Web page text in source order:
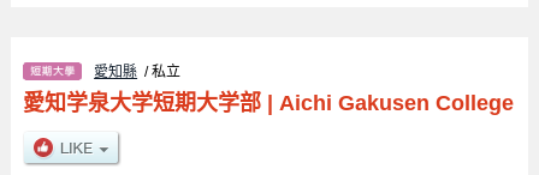
愛知縣 / 私立
愛知学泉大学短期大学部| Aichi Gakusen College